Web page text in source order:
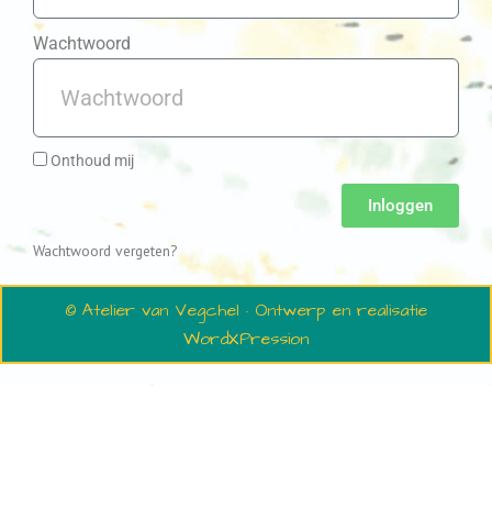
Wachtwoord
Onthoud mij
Inloggen
Wachtwoord vergeten?
© Atelier van Vegchel · Ontwerp en realisatie
WordXPression